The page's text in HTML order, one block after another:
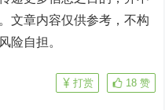
文章内容仅供参考，不构
险自担。
18 赞
打赏